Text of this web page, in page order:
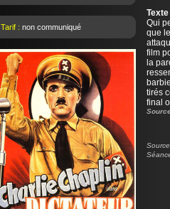
Tarif : non communiqué
Qui
que
film
la
tirés
final